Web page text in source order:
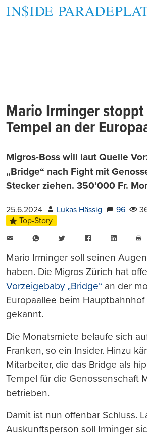
Mario Irminger stoppt
Tempel an der
Migros-Boss will laut Quelle
„Bridge“ nach Fight mit
Stecker ziehen. 350’000 Fr.
25.6.2024 Lukas Hässig 96
Top-Story
WhatsAppTwitter FacebookLinkedIn
Mario Irminger soll seinen
haben. Die Migros Zürich hat
Vorzeigebaby „Bridge“ an der
Europaallee beim
gekannt.
Die Monatsmiete belaufe sich
Franken, so ein Insider. Hinzu
Mitarbeiter, die das Bridge als
Tempel für die Genossenschaft
betrieben.
Damit ist nun offenbar Schluss.
Auskunftsperson soll Irminger